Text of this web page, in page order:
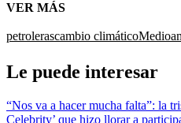
VER MÁS
petrolerascambio climático
Le puede interesar
“Nos va a hacer mucha falta”: la
Celebrity’ que hizo llorar a